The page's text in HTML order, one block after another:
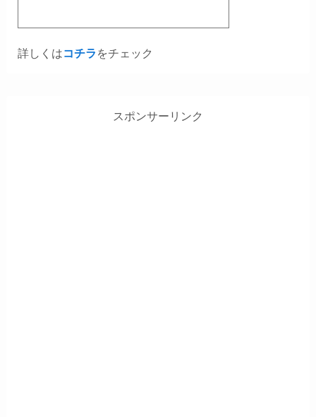
詳しくはコチラ をチェック
スポンサーリンク